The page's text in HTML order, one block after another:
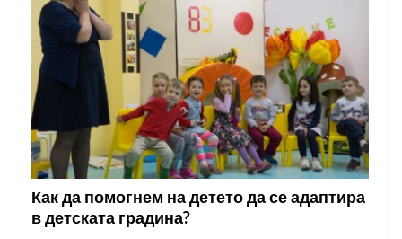
Как да помогнем на детето да се адаптира
в детската градина?